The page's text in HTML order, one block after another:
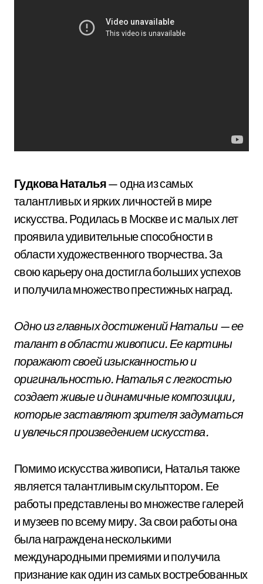
Гудкова Наталья— одна из самых
талантливых и ярких личностей в мире
искусства. Родилась в Москве и с малых лет
проявила удивительные способности в
области художественного творчества. За
свою карьеру она достигла больших успехов
и получила множество престижных наград.
Одно из главных достижений Натальи — ее
талант в области живописи. Ее картины
поражают своей изысканностью и
оригинальностью. Наталья с легкостью
создает живые и динамичные композиции,
которые заставляют зрителя задуматься
и увлечься произведением искусства.
Помимо искусства живописи, Наталья также
является талантливым скульптором. Ее
работы представлены во множестве галерей
и музеев по всему миру. За свои работы она
была награждена несколькими
международными премиями и получила
признание как один из самых востребованных